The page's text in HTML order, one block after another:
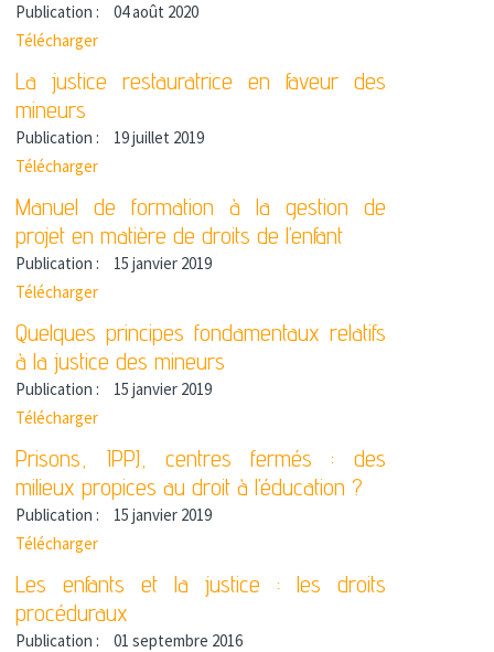
Publication :
04 août 2020
Télécharger
La justice restauratrice en faveur des
mineurs
Publication :
19 juillet 2019
Télécharger
Manuel de formation à la gestion de
projet en matière de droits de l’enfant
Publication :
15 janvier 2019
Télécharger
Quelques principes fondamentaux relatifs
à la justice des mineurs
Publication :
15 janvier 2019
Télécharger
Prisons, IPPJ, centres fermés : des
milieux propices au droit à l’éducation ?
Publication :
15 janvier 2019
Télécharger
Les enfants et la justice : les droits
procéduraux
Publication :
01 septembre 2016